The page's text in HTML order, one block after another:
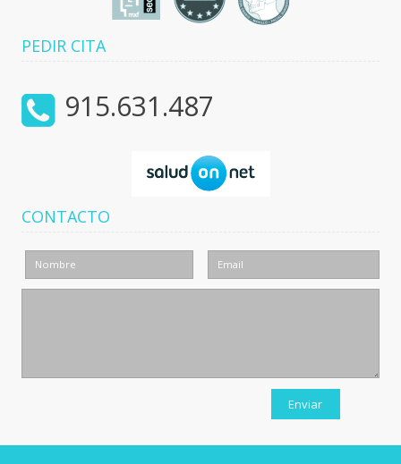
PEDIR CITA
915.631.487
CONTACTO